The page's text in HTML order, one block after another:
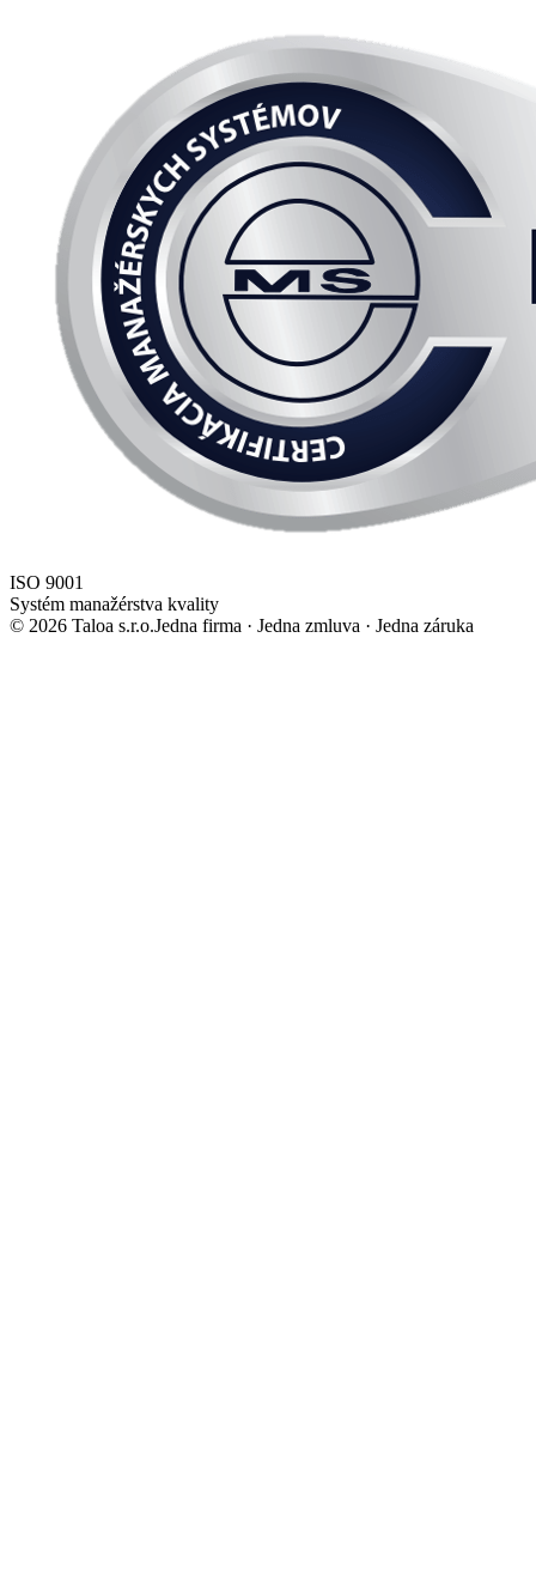
ISO 9001
Systém manažérstva kvality
© 2026 Taloa s.r.o.Jedna firma · Jedna zmluva · Jedna záruka